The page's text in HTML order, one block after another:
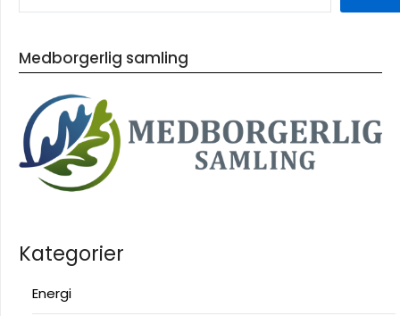
Medborgerlig samling
Kategorier
Energi